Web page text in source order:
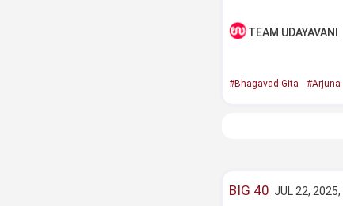
TEAM UDAYAVANI
#Bhagavad Gita #Arjuna
BIG 40 JUL 22,